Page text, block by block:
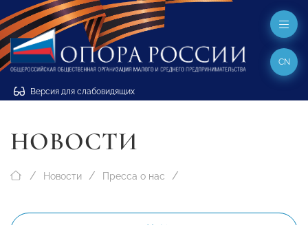
Версия для слабовидящих
CN
НОВОСТИ
Новости Пресса о нас